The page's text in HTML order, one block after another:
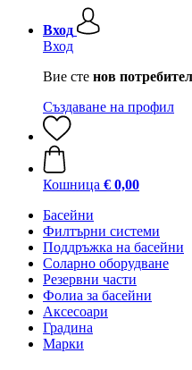
Вход
Вход
Вие сте нов
Създаване на профил
Кошница € 0,00
Басейни
Филтърни системи
Поддръжка на басейни
Соларно оборудване
Резервни части
Фолиа за басейни
Аксесоари
Градина
Марки